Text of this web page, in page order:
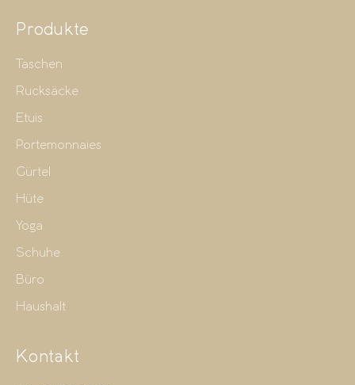
Produkte
Taschen
Rucksäcke
Etuis
Portemonnaies
Gürtel
Hüte
Yoga
Schuhe
Büro
Haushalt
Kontakt